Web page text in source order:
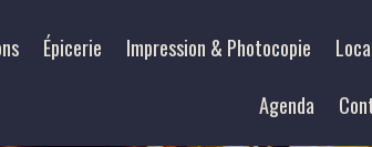
Épicerie Impression & Photocopie
Agenda